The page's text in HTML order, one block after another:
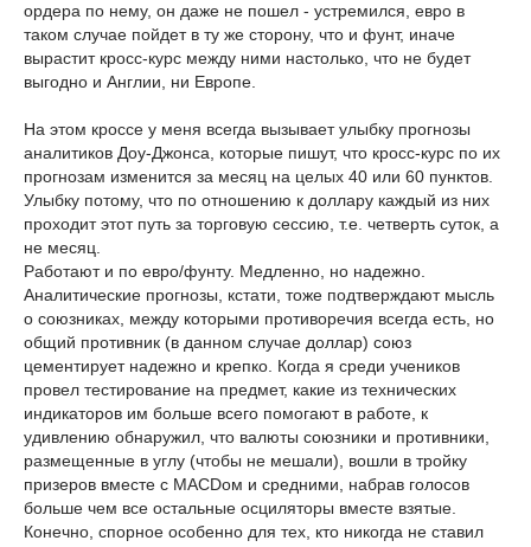
ордера по нему, он даже не пошел - устремился, евро в
таком случае пойдет в ту же сторону, что и фунт, иначе
вырастит кросс-курс между ними настолько, что не будет
выгодно и Англии, ни Европе.
На этом кроссе у меня всегда вызывает улыбку прогнозы
аналитиков Доу-Джонса, которые пишут, что кросс-курс по их
прогнозам изменится за месяц на целых 40 или 60 пунктов.
Улыбку потому, что по отношению к доллару каждый из них
проходит этот путь за торговую сессию, т.е. четверть суток, а
не месяц.
Работают и по евро/фунту. Медленно, но надежно.
Аналитические прогнозы, кстати, тоже подтверждают мысль
о союзниках, между которыми противоречия всегда есть, но
общий противник (в данном случае доллар) союз
цементирует надежно и крепко. Когда я среди учеников
провел тестирование на предмет, какие из технических
индикаторов им больше всего помогают в работе, к
удивлению обнаружил, что валюты союзники и противники,
размещенные в углу (чтобы не мешали), вошли в тройку
призеров вместе с MACDом и средними, набрав голосов
больше чем все остальные осциляторы вместе взятые.
Конечно, спорное особенно для тех, кто никогда не ставил